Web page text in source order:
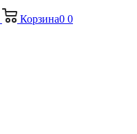
Корзина0 0